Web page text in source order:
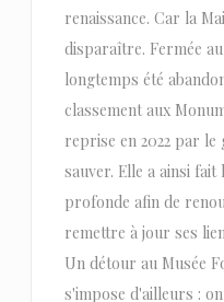
renaissance. Car la
disparaître. Fermée
longtemps été
classement aux
reprise en 2022 par
sauver. Elle a ainsi
profonde afin de
remettre à jour ses
Un détour au Musée
s'impose d'ailleurs :